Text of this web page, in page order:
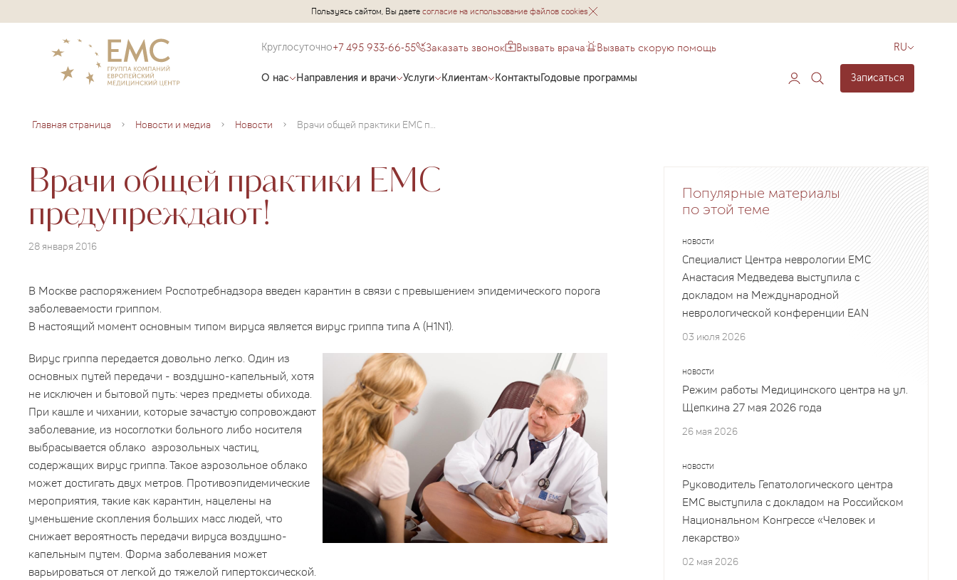
Пользуясь сайтом, Вы даетесогласие на использование файлов cookies
Круглосуточно+7 495 933-66-55 Заказать звонок Вызвать врача Вызвать скорую помощь RU
О нас Направления и врачи Услуги Клиентам КонтактыГодовые программы Записаться
Главная страница Новости и медиа Новости Врачи общей практики ЕМС предупреждают!
Врачи общей практики ЕМС
предупреждают!
28 января 2016
В Москве распоряжением Роспотребнадзора введен карантин в связи с превышением эпидемического порога
заболеваемости гриппом.
В настоящий момент основным типом вируса является вирус гриппа типа А (H1N1).
Вирус гриппа передается довольно легко. Один из
основных путей передачи - воздушно-капельный, хотя
не исключен и бытовой путь: через предметы обихода.
При кашле и чихании, которые зачастую сопровождают
заболевание, из носоглотки больного либо носителя
выбрасывается облако аэрозольных частиц,
содержащих вирус гриппа. Такое аэрозольное облако
может достигать двух метров. Противоэпидемические
мероприятия, такие как карантин, нацелены на
уменьшение скопления больших масс людей, что
снижает вероятность передачи вируса воздушно-
капельным путем. Форма заболевания может
варьироваться от легкой до тяжелой гипертоксической.
Популярные материалы
по этой теме
НОВОСТИ
Специалист Центра неврологии EMC
Анастасия Медведева выступила с
докладом на Международной
неврологической конференции EAN
03 июля 2026
НОВОСТИ
Режим работы Медицинского центра на ул.
Щепкина 27 мая 2026 года
26 мая 2026
НОВОСТИ
Руководитель Гепатологического центра
EMC выступила с докладом на Российском
Национальном Конгрессе «Человек и
лекарство»
02 мая 2026